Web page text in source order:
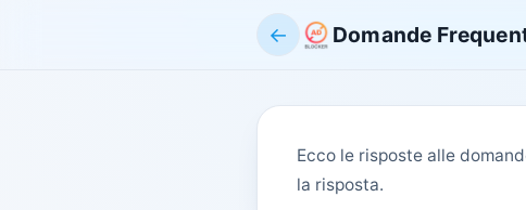
← Domande
Ecco le risposte alle
la risposta.